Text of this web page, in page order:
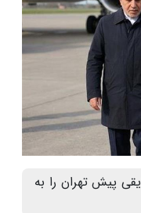
پیش تهران را به